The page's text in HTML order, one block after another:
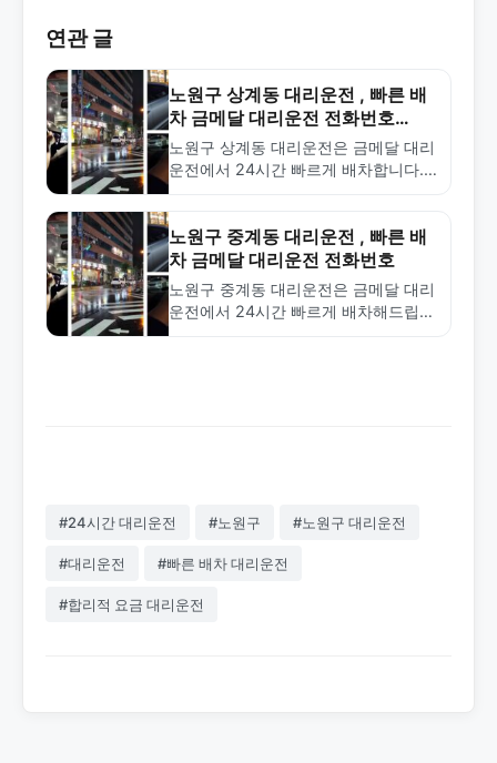
연관 글
노원구 상계동 대리운전 , 빠른 배
차 금메달 대리운전 전화번호
1577-4774
노원구 상계동 대리운전은 금메달 대리
운전에서 24시간 빠르게 배차합니다.
지금 바로 전화하세요.
노원구 중계동 대리운전 , 빠른 배
차 금메달 대리운전 전화번호
노원구 중계동 대리운전은 금메달 대리
운전에서 24시간 빠르게 배차해드립니
#24시간 대리운전 #노원구 #노원구 대리운전
#대리운전 #빠른 배차 대리운전
#합리적 요금 대리운전